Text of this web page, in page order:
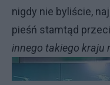
nigdy nie byliście,
pieśń stamtąd
innego takiego kraju